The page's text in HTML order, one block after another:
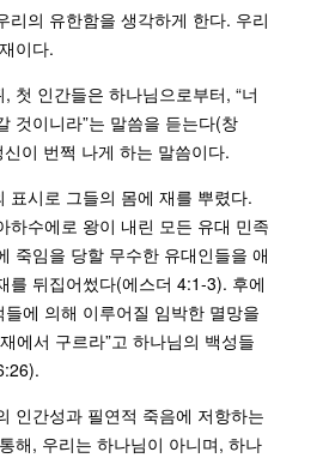
리의 유한함을 생각하게 한다. 우리
이다.
첫 인간들은 하나님으로부터, “너
것이니라”는 말씀을 듣는다(창
이 번쩍 나게 하는 말씀이다.
표시로 그들의 몸에 재를 뿌렸다.
하수에로 왕이 내린 모든 유대 민족
죽임을 당할 무수한 유대인들을 애
를 뒤집어썼다(에스더 4:1-3). 후에
에 의해 이루어질 임박한 멸망을
에서 구르라”고 하나님의 백성들
인간성과 필연적 죽음에 저항하는
해, 우리는 하나님이 아니며, 하나